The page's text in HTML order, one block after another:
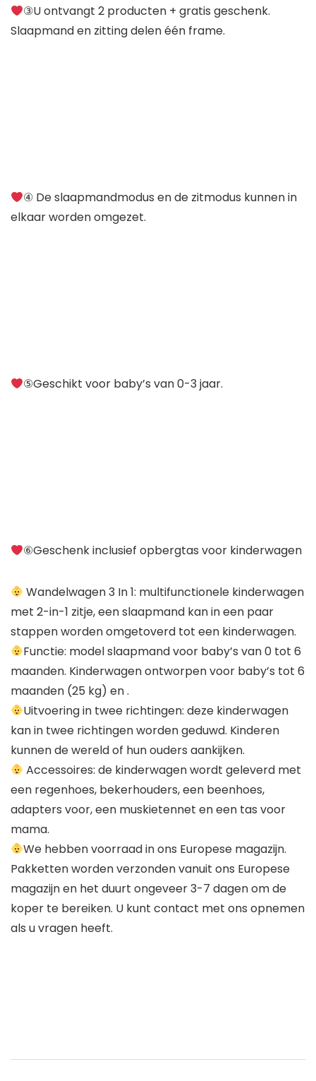
③U ontvangt 2 producten + gratis geschenk.
Slaapmand en zitting delen één frame.
④ De slaapmandmodus en de zitmodus kunnen in
elkaar worden omgezet.
⑤Geschikt voor baby’s van 0-3 jaar.
⑥Geschenk inclusief opbergtas voor kinderwagen
Wandelwagen 3 In 1: multifunctionele kinderwagen
met 2-in-1 zitje, een slaapmand kan in een paar
stappen worden omgetoverd tot een kinderwagen.
Functie: model slaapmand voor baby’s van 0 tot 6
maanden. Kinderwagen ontworpen voor baby’s tot 6
maanden (25 kg) en .
Uitvoering in twee richtingen: deze kinderwagen
kan in twee richtingen worden geduwd. Kinderen
kunnen de wereld of hun ouders aankijken.
Accessoires: de kinderwagen wordt geleverd met
een regenhoes, bekerhouders, een beenhoes,
adapters voor, een muskietennet en een tas voor
mama.
We hebben voorraad in ons Europese magazijn.
Pakketten worden verzonden vanuit ons Europese
magazijn en het duurt ongeveer 3-7 dagen om de
koper te bereiken. U kunt contact met ons opnemen
als u vragen heeft.